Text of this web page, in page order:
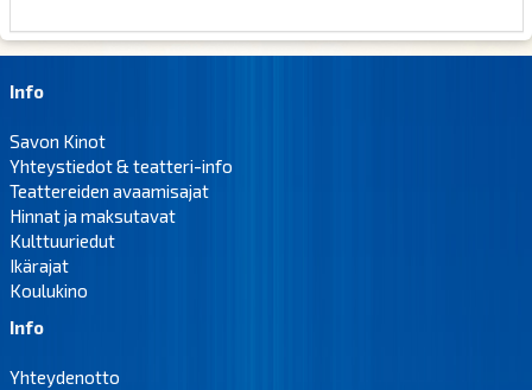
Info
Savon Kinot
Yhteystiedot & teatteri-info
Teattereiden avaamisajat
Hinnat ja maksutavat
Kulttuuriedut
Ikärajat
Koulukino
Info
Yhteydenotto